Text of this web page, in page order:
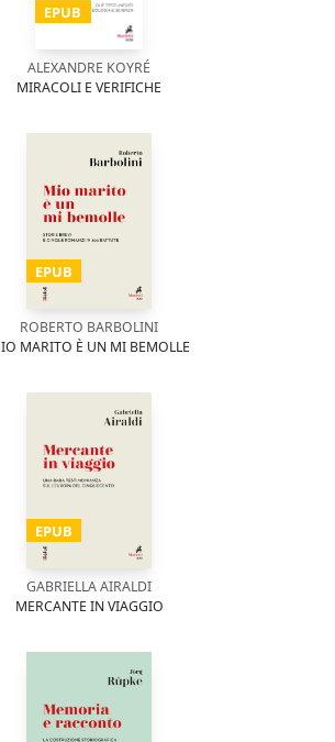
EPUB
ALEXANDRE KOYRÉ
MIRACOLI E VERIFICHE
EPUB
ROBERTO BARBOLINI
MARITO È UN MI BEMOLLE
EPUB
GABRIELLA AIRALDI
MERCANTE IN VIAGGIO